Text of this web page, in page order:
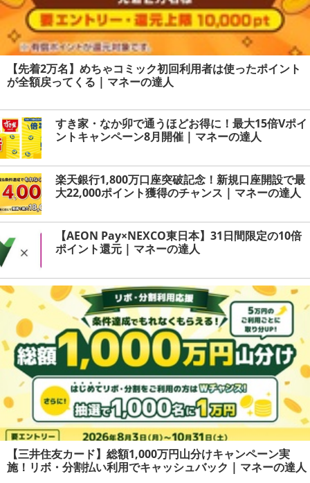
【先着2万名】めちゃコミック初回利用者は使ったポイント
が全額戻ってくる | マネーの達人
すき家・なか卯で通うほどお得に！最大15倍Vポイ
ントキャンペーン8月開催 | マネーの達人
楽天銀行1,800万口座突破記念！新規口座開設で最
大22,000ポイント獲得のチャンス | マネーの達人
【AEON Pay×NEXCO東日本】31日間限定の10倍
ポイント還元 | マネーの達人
【三井住友カード】総額1,000万円山分けキャンペーン実
施！リボ・分割払い利用でキャッシュバック | マネーの達人